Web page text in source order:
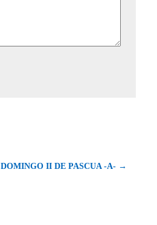
DOMINGO II DE PASCUA -A- →